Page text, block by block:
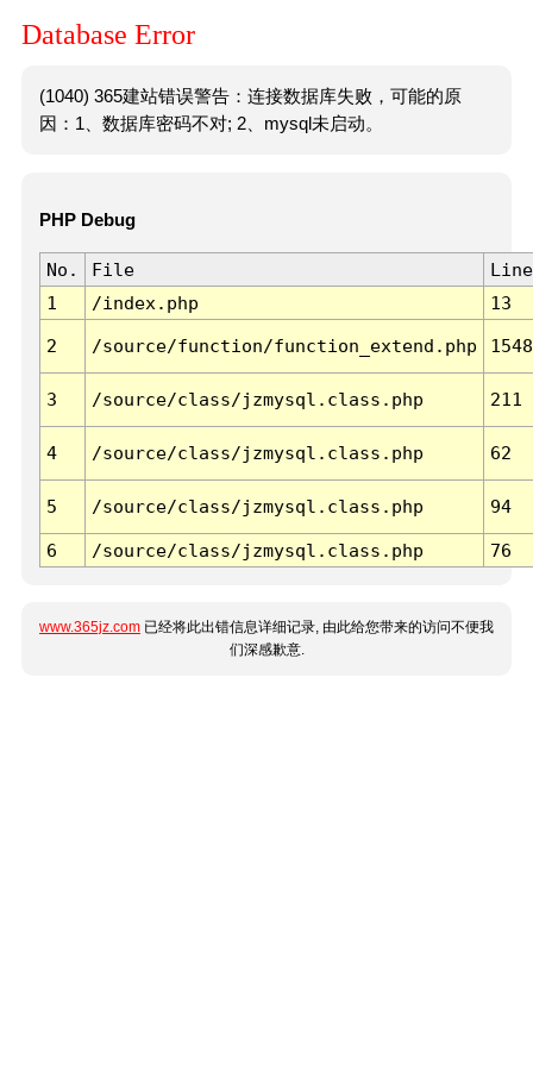
Database Error
(1040) 365建站错误警告：连接数据库失败，可能的原
因：1、数据库密码不对; 2、mysql未启动。
PHP Debug
No. File
Line
1
/index.php 13
2 /source/function/function_extend.php 1548
3 /source/class/jzmysql.class.php 211
4 /source/class/jzmysql.class.php 62
5 /source/class/jzmysql.class.php 94
6 /source/class/jzmysql.class.php 76
www.365jz.com 已经将此出错信息详细记录, 由此给您带来的访问不便我
们深感歉意.